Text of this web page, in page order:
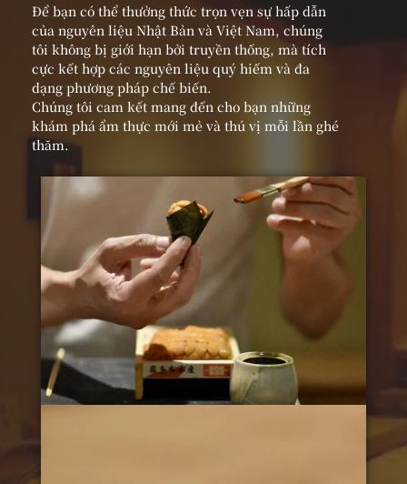
Để bạn có thể thưởng thức trọn vẹn sự hấp dẫn
của nguyên liệu Nhật Bản và Việt Nam, chúng
tôi không bị giới hạn bởi truyền thống, mà tích
cực kết hợp các nguyên liệu quý hiếm và đa
dạng phương pháp chế biến.
Chúng tôi cam kết mang đến cho bạn những
khám phá ẩm thực mới mẻ và thú vị mỗi lần ghé
thăm.